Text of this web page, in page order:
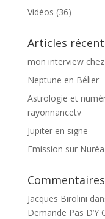
Vidéos (36)
Articles
mon interview
Neptune en Bélier
Astrologie et
rayonnancetv
Jupiter en signe
Emission sur
Jacques Birolini
Demande Pas D’Y